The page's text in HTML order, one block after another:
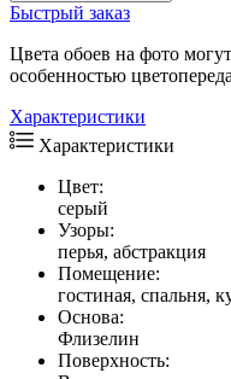
Быстрый заказ
Цвета обоев на фото
особенностью
Характеристики
Характеристики
Цвет:
серый
Узоры:
перья, абстракция
Помещение:
гостиная, спальня,
Основа:
Флизелин
Поверхность: